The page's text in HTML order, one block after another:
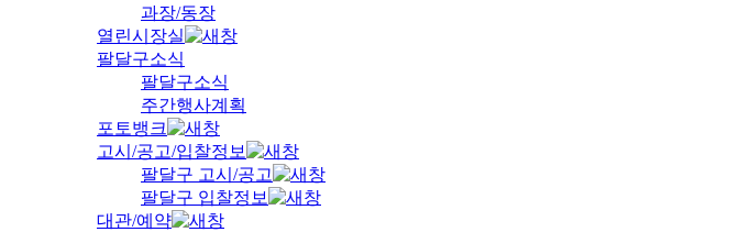
과장/동장
열린시장실
팔달구소식
팔달구소식
주간행사계획
포토뱅크
고시/공고/입찰정보
팔달구 고시/공고
팔달구 입찰정보
대관/예약